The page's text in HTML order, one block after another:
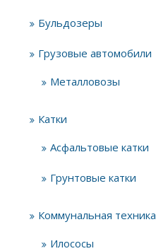
Бульдозеры
Грузовые автомобили
Металловозы
Катки
Асфальтовые катки
Грунтовые катки
Коммунальная техника
Илососы